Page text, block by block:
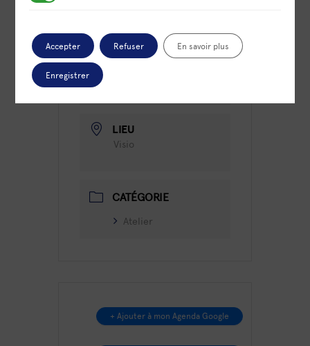
Expiré!
LIEU
Visio
CATÉGORIE
Atelier
+ Ajouter à mon Agenda Google
Accepter Refuser En savoir plus
Enregistrer